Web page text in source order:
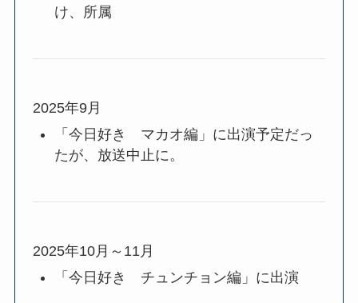
け、所属
2025年9月
「今日好き マカオ編」に出演予定だっ
たが、放送中止に。
2025年10月～11月
「今日好き チュンチョン編」に出演